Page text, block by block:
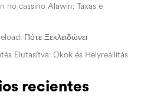
no cassino Alawin: Taxas e
Πότε Ξεκλειδώνει
Elutasítva: Okok és Helyreállítás
recientes